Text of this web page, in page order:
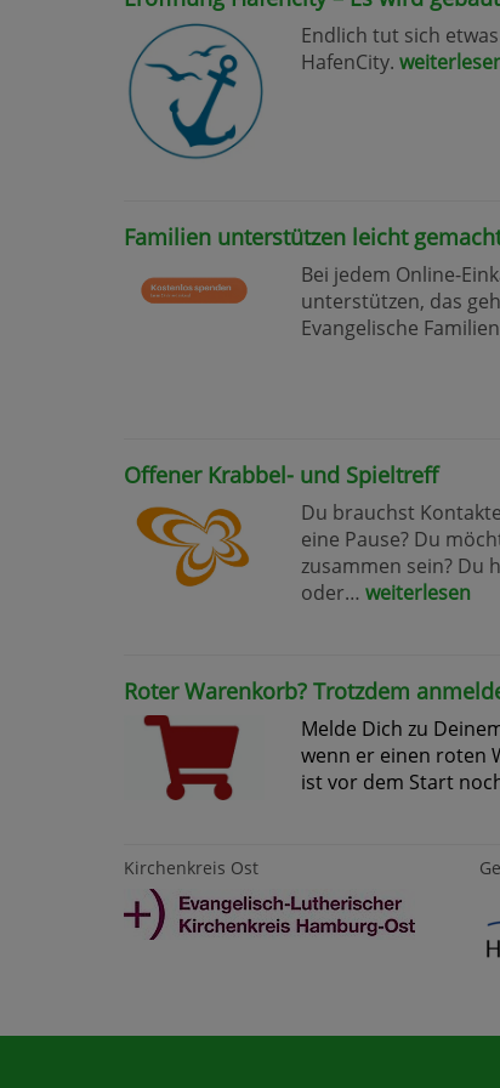
Endlich tut sich
HafenCity.
Familien unterstützen leicht
Bei jedem Online-
unterstützen, das
Evangelische
Offener Krabbel- und Spieltreff
Du brauchst
eine Pause? Du
zusammen sein? Du
oder…weiterlesen
Roter Warenkorb? Trotzdem
Melde Dich zu
wenn er einen roten
ist vor dem Start
Kirchenkreis Ost